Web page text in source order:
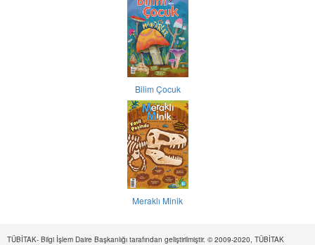
Bilim Çocuk
Meraklı Minik
TÜBİTAK- Bilgi İşlem Daire Başkanlığı tarafından geliştirilmiştir. © 2009-2020, TÜBİTAK